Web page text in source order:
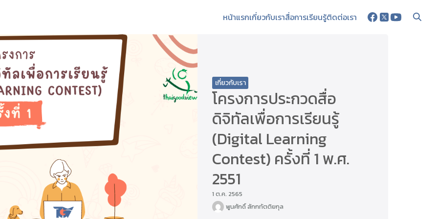
หน้าแรกเกี่ยวกับเราสื่อการเรียนรู้ติดต่อเรา
เกี่ยวกับเรา
โครงการประกวดสื่อ
ดิจิทัลเพื่อการเรียนรู้
(Digital Learning
Contest) ครั้งที่ 1 พ.ศ.
2551
1 ต.ค. 2565
พูนศักดิ์ สักกทัตติยกุล